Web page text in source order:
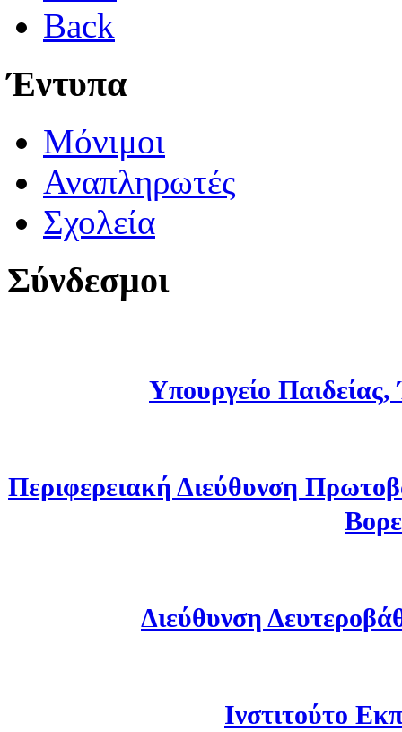
Back
Έντυπα
Μόνιμοι
Αναπληρωτές
Σχολεία
Σύνδεσμοι
Υπουργείο
Περιφερειακή Διεύθυνση
Διεύθυνση
Ινστιτούτο